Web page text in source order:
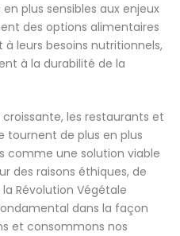
plus sensibles aux enjeux
des options alimentaires
leurs besoins nutritionnels,
à la durabilité de la
les restaurants et
tournent de plus en plus
comme une solution viable
des raisons éthiques, de
Révolution Végétale
dans la façon
et consommons nos